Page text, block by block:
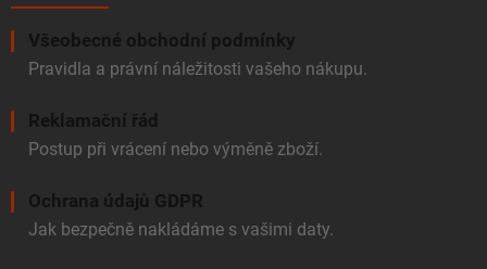
Všeobecné obchodní podmínky
Pravidla a právní náležitosti vašeho nákupu.
Reklamační řád
Postup při vrácení nebo výměně zboží.
Ochrana údajů GDPR
Jak bezpečně nakládáme s vašimi daty.